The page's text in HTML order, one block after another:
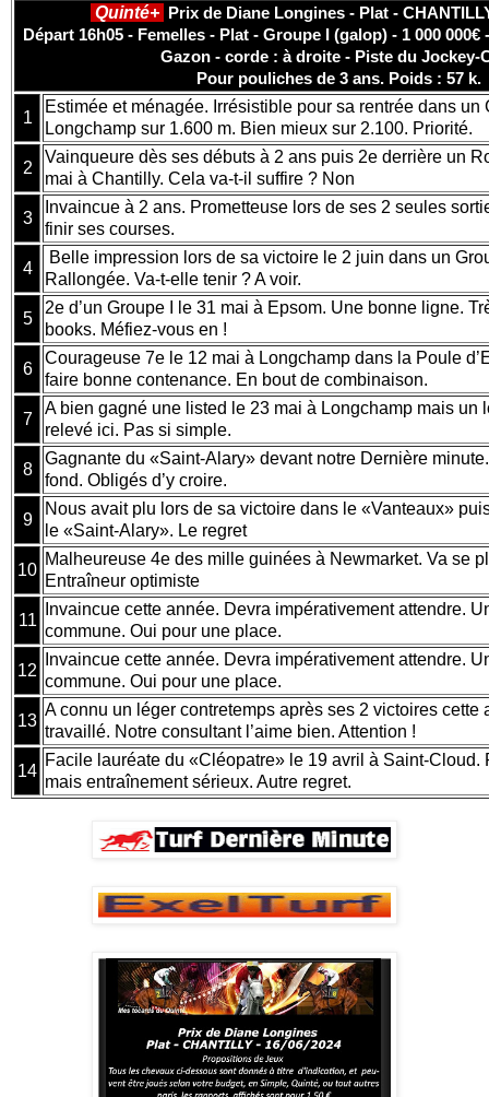
Quinté+ Prix de Diane Longines - Plat -
Départ 16h05 - Femelles - Plat - Groupe I (galop) - 1 000 000€
Gazon - corde : à droite - Piste du Jockey-
Pour pouliches de 3 ans. Poids : 57 k.
1
Estimée et ménagée. Irrésistible pour sa rentrée dans un
Longchamp sur 1.600 m. Bien mieux sur 2.100. Priorité.
2
Vainqueure dès ses débuts à 2 ans puis 2e derrière un
mai à Chantilly. Cela va-t-il suffire ? Non
3
Invaincue à 2 ans. Prometteuse lors de ses 2 seules
finir ses courses.
4
Belle impression lors de sa victoire le 2 juin dans un
Rallongée. Va-t-elle tenir ? A voir.
5
2e d’un Groupe I le 31 mai à Epsom. Une bonne ligne.
books. Méfiez-vous en !
6
Courageuse 7e le 12 mai à Longchamp dans la Poule
faire bonne contenance. En bout de combinaison.
7
A bien gagné une listed le 23 mai à Longchamp mais un
relevé ici. Pas si simple.
8
Gagnante du «Saint-Alary» devant notre Dernière
fond. Obligés d’y croire.
9
Nous avait plu lors de sa victoire dans le «Vanteaux»
le «Saint-Alary». Le regret
10
Malheureuse 4e des mille guinées à Newmarket. Va se
Entraîneur optimiste
11
Invaincue cette année. Devra impérativement attendre.
commune. Oui pour une place.
12
Invaincue cette année. Devra impérativement attendre.
commune. Oui pour une place.
13
A connu un léger contretemps après ses 2 victoires cette
travaillé. Notre consultant l’aime bien. Attention !
14
Facile lauréate du «Cléopatre» le 19 avril à Saint-Cloud.
mais entraînement sérieux. Autre regret.